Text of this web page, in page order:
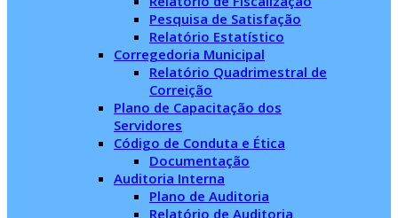
Pesquisa de Satisfação
Relatório Estatístico
Corregedoria Municipal
Relatório Quadrimestral de
Correição
Plano de Capacitação dos
Servidores
Código de Conduta e Ética
Documentação
Auditoria Interna
Plano de Auditoria
Relatório de Auditoria